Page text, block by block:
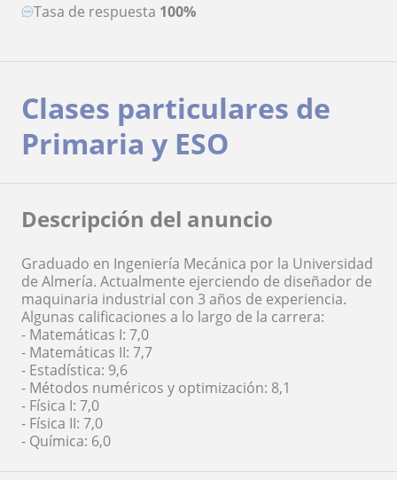
Tasa de respuesta 100%
Clases particulares de
Primaria y ESO
Descripción del anuncio
Graduado en Ingeniería Mecánica por la Universidad
de Almería. Actualmente ejerciendo de diseñador de
maquinaria industrial con 3 años de experiencia.
Algunas calificaciones a lo largo de la carrera:
- Matemáticas I: 7,0
- Matemáticas II: 7,7
- Estadística: 9,6
- Métodos numéricos y optimización: 8,1
- Física I: 7,0
- Física II: 7,0
- Química: 6,0